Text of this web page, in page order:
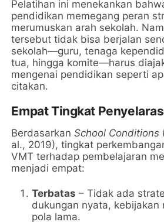
Pelatihan ini menekankan
pendidikan memegang peran
merumuskan arah sekolah.
tersebut tidak bisa berjalan
sekolah—guru, tenaga
tua, hingga komite—harus
mengenai pendidikan seperti
citakan.
Empat Tingkat
BerdasarkanSchool Conditions
al., 2019), tingkat
VMT terhadap pembelajaran
menjadi empat:
Terbatas – Tidak ada
dukungan nyata, kebijakan
pola lama.